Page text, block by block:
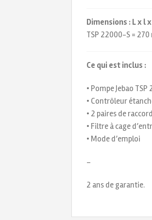
Dimensions : L x l
TSP 22000-S =
Ce qui est inclus :
• Pompe Jebao TSP
• Contrôleur
• 2 paires de
• Filtre à cage
• Mode d’emploi
–
2 ans de garantie.